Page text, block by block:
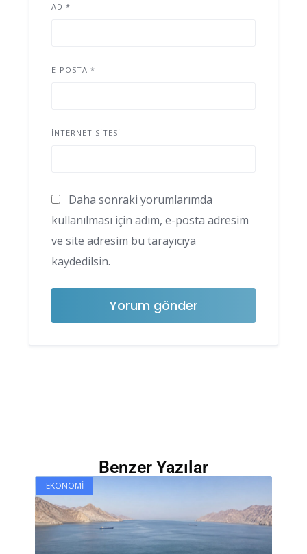
AD *
E-POSTA *
İNTERNET SITESI
Daha sonraki yorumlarımda
kullanılması için adım, e-posta adresim
ve site adresim bu tarayıcıya
kaydedilsin.
Benzer Yazılar
EKONOMI